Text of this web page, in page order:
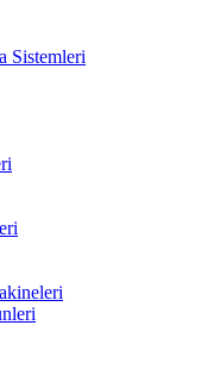
Sistemleri